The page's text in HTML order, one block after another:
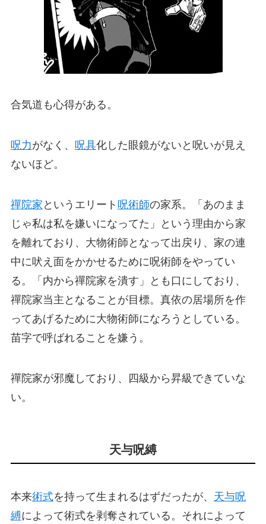
合気道も心得がある。
呪力がなく、 呪具化した眼鏡がないと呪いが見え
ないほど。
禪院家 というエリート 呪術師の家系。「あのまま
じゃ私は私を嫌いになってた」という理由から家
を離れており、大物術師となって出戻り、家の連
中に吠え面をかかせるために呪術師をやってい
る。「内から禪院家を潰す」とも口にしており、
禪院家当主となることが目標。真依の居場所を作
ってあげるために大物術師になろうとしている。
苗字で呼ばれることを嫌う。
禪院家が邪魔しており、四級から昇級できていな
い。
天与呪縛
本来術式を持って生まれるはずだったが、 天与呪
縛によって術式を剥奪されている。それによって